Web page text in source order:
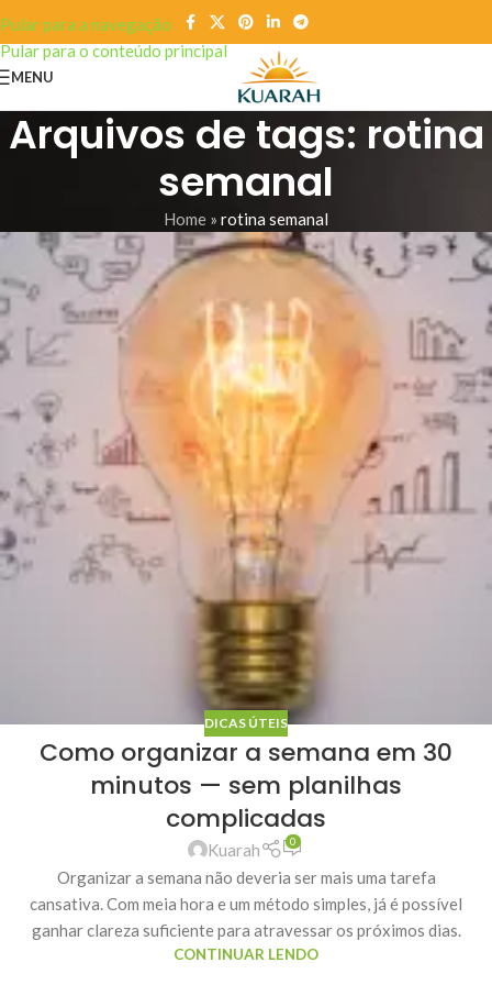
Pular para a navegação
Pular para o conteúdo principal
MENU
Arquivos de tags: rotina
semanal
Home » rotina semanal
DICAS ÚTEIS
Como organizar a semana em 30
minutos — sem planilhas
complicadas
Kuarah 0
Organizar a semana não deveria ser mais uma tarefa
cansativa. Com meia hora e um método simples, já é possível
ganhar clareza suficiente para atravessar os próximos dias.
CONTINUAR LENDO